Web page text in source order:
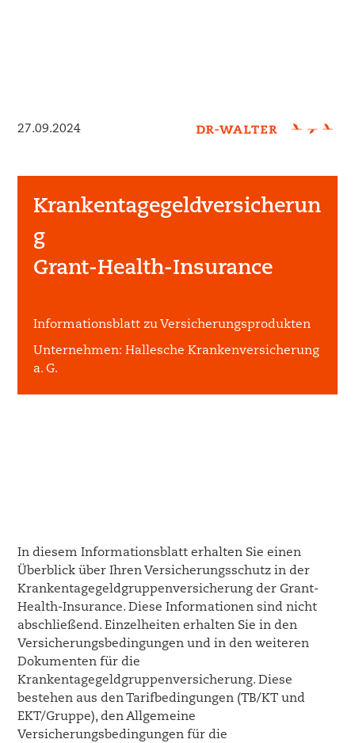
27.09.2024
Krankentagegeldversicherun
g
Grant-Health-Insurance
Informationsblatt zu Versicherungsprodukten
Unternehmen:Hallesche Krankenversicherung
a. G.
In diesem Informationsblatt erhalten Sie einen
Überblick über Ihren Versicherungsschutz in der
Krankentagegeldgruppenversicherung der Grant-
Health-Insurance. Diese Informationen sind nicht
abschließend. Einzelheiten erhalten Sie in den
Versicherungsbedingungen und in den weiteren
Dokumenten für die
Krankentagegeldgruppenversicherung. Diese
bestehen aus den Tarifbedingungen (TB/KT und
EKT/Gruppe), den Allgemeine
Versicherungsbedingungen für die